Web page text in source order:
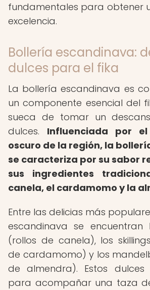
fundamentales para obtener
excelencia.
Bollería escandinava:
dulces para el fika
La bollería escandinava es
un componente esencial del
sueca de tomar un
dulces. Influenciada por
oscuro de la región, la
se caracteriza por su sabor
sus ingredientes
canela, el cardamomo y la
Entre las delicias más
escandinava se encuentran
(rollos de canela), los
de cardamomo) y los
de almendra). Estos dulces
para acompañar una taza